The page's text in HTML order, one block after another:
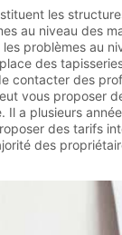
les
au niveau des
problèmes au
des
contacter des
vous proposer
Il a plusieurs
des tarifs
des